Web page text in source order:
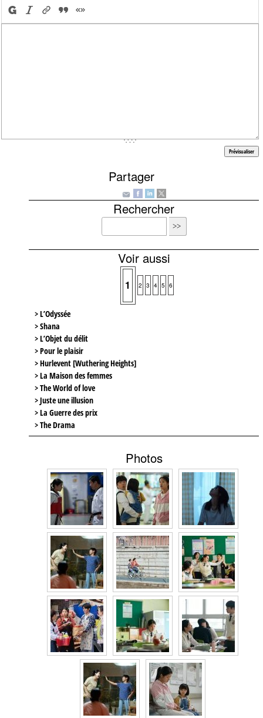
Partager
Rechercher
Voir aussi
1 2 3 4 5 6
> L’Odyssée
> Shana
> L’Objet du délit
> Pour le plaisir
> Hurlevent [Wuthering Heights]
> La Maison des femmes
> The World of love
> Juste une illusion
> La Guerre des prix
> The Drama
Photos